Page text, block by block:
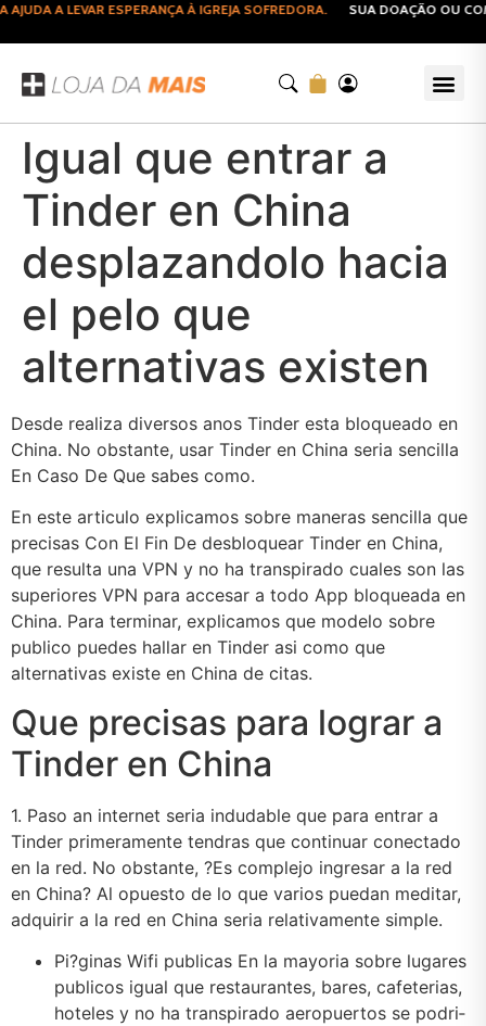
A LEVAR ESPERANÇA À IGREJA SOFREDORA. SUA DOAÇÃO OU
Igual que entrar a
Tinder en China
desplazandolo hacia
el pelo que
alternativas existen
Desde realiza diversos anos Tinder esta bloqueado en
China. No obstante, usar Tinder en China seri­a sencilla
En Caso De Que sabes como.
En este articulo explicamos sobre maneras sencilla que
precisas Con El Fin De desbloquear Tinder en China,
que resulta una VPN y no ha transpirado cuales son las
superiores VPN para accesar a todo App bloqueada en
China. Para terminar, explicamos que modelo sobre
publico puedes hallar en Tinder asi­ como que
alternativas existe en China de citas.
Que precisas para lograr a
Tinder en China
1. Paso an internet seri­a indudable que para entrar a
Tinder primeramente tendras que continuar conectado
en la red. No obstante, ?Es complejo ingresar a la red
en China? Al opuesto de lo que varios puedan meditar,
adquirir a la red en China seri­a relativamente simple.
Pi?ginas Wifi publicas En la mayoria sobre lugares
publicos igual que restaurantes, bares, cafeterias,
hoteles y no ha transpirado aeropuertos se podri­